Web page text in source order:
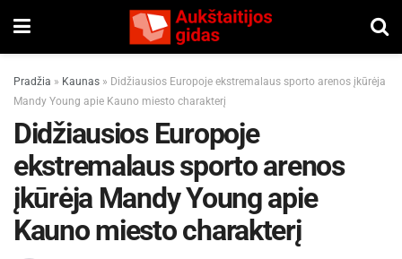
Pradžia » Kaunas » Didžiausios Europoje ekstremalaus sporto arenos įkūrėja
Mandy Young apie Kauno miesto charakterį
Didžiausios Europoje
ekstremalaus sporto arenos
įkūrėja Mandy Young apie
Kauno miesto charakterį